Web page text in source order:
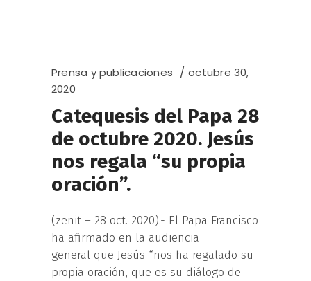
Prensa y publicaciones
octubre 30,
2020
Catequesis del Papa 28
de octubre 2020. Jesús
nos regala “su propia
oración”.
(zenit – 28 oct. 2020).- El Papa Francisco
ha afirmado en la audiencia
general que Jesús “nos ha regalado su
propia oración, que es su diálogo de